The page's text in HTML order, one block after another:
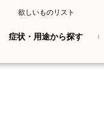
欲しいものリスト
症状・用途から探す